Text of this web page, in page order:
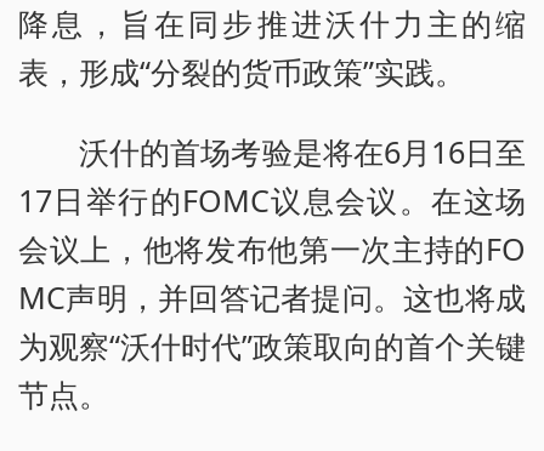
降息，旨在同步推进沃什力主的缩
表，形成“分裂的货币政策”实践。
沃什的首场考验是将在6月16日至
17日举行的FOMC议息会议。在这场
会议上，他将发布他第一次主持的FO
MC声明，并回答记者提问。这也将成
为观察“沃什时代”政策取向的首个关键
节点。